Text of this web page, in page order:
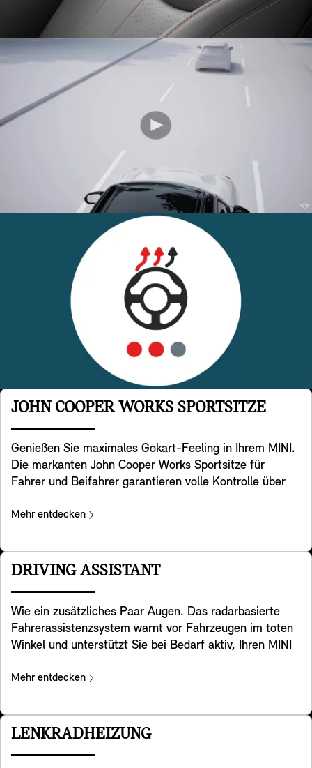
JOHN COOPER WORKS SPORTSITZE
Genießen Sie maximales Gokart-Feeling in Ihrem MINI.
Die markanten John Cooper Works Sportsitze für
Fahrer und Beifahrer garantieren volle Kontrolle über
Sitzgeometrie mit integrierten Kopfstützen und bieten
Sie Kurven mit dem für MINI typischen Handling
nehmen können. Die Sitze sind in den Designvarianten
Mehr entdecken
DRIVING ASSISTANT
Wie ein zusätzliches Paar Augen. Das radarbasierte
Fahrerassistenzsystem warnt vor Fahrzeugen im toten
Winkel und unterstützt Sie bei Bedarf aktiv, Ihren MINI
Ihnen beim Rückwärtsfahren mit Ihrem MINI, indem es
Kollisionen im Heckbereich zu vermeiden, warnt es den
nachfolgenden Verkehr rechtzeitig per Warnblinkanlage.
Mehr entdecken
LENKRADHEIZUNG